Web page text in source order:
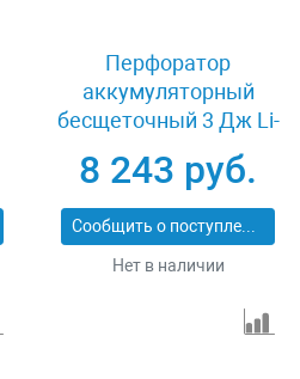
Перфоратор
аккумуляторный
бесщеточный 3 Дж Li-
Ion 20 В MTX RHB-BL-
20-26 26780
8 243 руб.
Сообщить о поступлении
Нет в наличии